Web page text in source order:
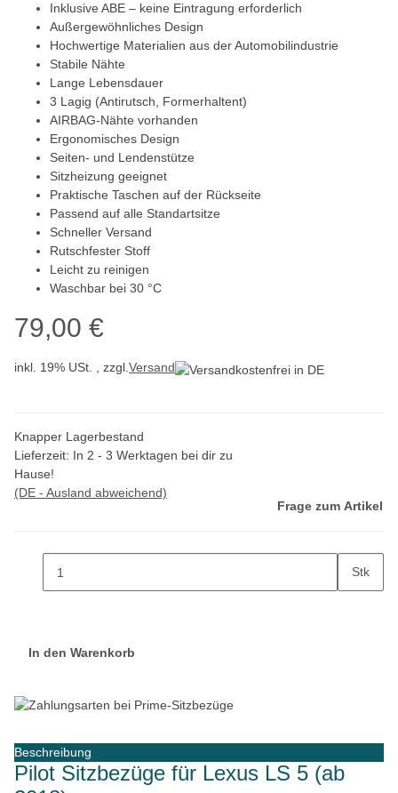
Inklusive ABE – keine Eintragung erforderlich
Außergewöhnliches Design
Hochwertige Materialien aus der Automobilindustrie
Stabile Nähte
Lange Lebensdauer
3 Lagig (Antirutsch, Formerhaltent)
AIRBAG-Nähte vorhanden
Ergonomisches Design
Seiten- und Lendenstütze
Sitzheizung geeignet
Praktische Taschen auf der Rückseite
Passend auf alle Standartsitze
Schneller Versand
Rutschfester Stoff
Leicht zu reinigen
Waschbar bei 30 °C
79,00 €
inkl. 19% USt. , zzgl.Versand
Knapper Lagerbestand
Lieferzeit: In 2 - 3 Werktagen bei dir zu
Hause!
(DE - Ausland abweichend)
Frage zum Artikel
Stk
In den Warenkorb
Beschreibung
Pilot Sitzbezüge für Lexus LS 5 (ab